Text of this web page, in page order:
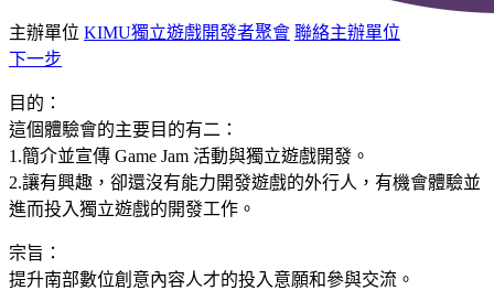
主辦單位 KIMU獨立遊戲開發者聚會 聯絡主辦單位
下一步
目的：
這個體驗會的主要目的有二：
1.簡介並宣傳 Game Jam 活動與獨立遊戲開發。
2.讓有興趣，卻還沒有能力開發遊戲的外行人，有機會體驗並
進而投入獨立遊戲的開發工作。
宗旨：
提升南部數位創意內容人才的投入意願和參與交流。